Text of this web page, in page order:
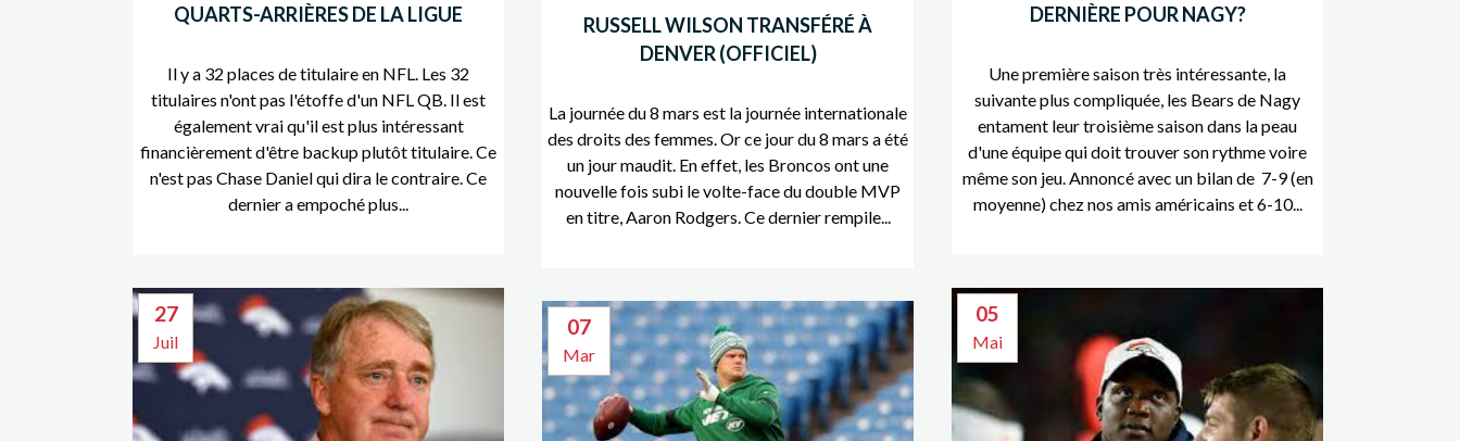
QUARTS-ARRIÈRES DE LA LIGUE
Il y a 32 places de titulaire en NFL. Les 32
titulaires n'ont pas l'étoffe d'un NFL QB. Il est
également vrai qu'il est plus intéressant
financièrement d'être backup plutôt titulaire. Ce
n'est pas Chase Daniel qui dira le contraire. Ce
dernier a empoché plus...
RUSSELL WILSON TRANSFÉRÉ À
DENVER (OFFICIEL)
La journée du 8 mars est la journée internationale
des droits des femmes. Or ce jour du 8 mars a été
un jour maudit. En effet, les Broncos ont une
nouvelle fois subi le volte-face du double MVP
en titre, Aaron Rodgers. Ce dernier rempile...
DERNIÈRE POUR NAGY?
Une première saison très intéressante, la
suivante plus compliquée, les Bears de Nagy
entament leur troisième saison dans la peau
d'une équipe qui doit trouver son rythme voire
même son jeu. Annoncé avec un bilan de 7-9 (en
moyenne) chez nos amis américains et 6-10...
27
Juil
05
Mai
07
Mar